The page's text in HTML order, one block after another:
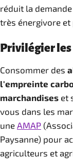
réduit la
très énergivore et
Privilégier les
Consommer des
l'empreinte
marchandises et
vous dans les
une AMAP
Paysanne) pour
agriculteurs et